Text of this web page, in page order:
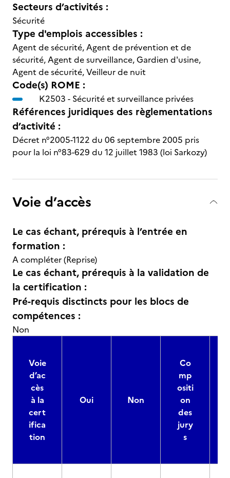
Secteurs d’activités :
Sécurité
Type d'emplois accessibles :
Agent de sécurité, Agent de prévention et de
sécurité, Agent de surveillance, Gardien d'usine,
Agent de sécurité, Veilleur de nuit
Code(s) ROME :
K2503 - Sécurité et surveillance privées
Références juridiques des règlementations
d’activité :
Décret n°2005-1122 du 06 septembre 2005 pris
pour la loi n°83-629 du 12 juillet 1983 (loi Sarkozy)
Voie d’accès
Le cas échant, prérequis à l’entrée en
formation :
A compléter (Reprise)
Le cas échant, prérequis à la validation de
la certification :
Pré-requis disctincts pour les blocs de
compétences :
Non
Voie
d’ac
cès
à la
cert
ifica
tion
Oui Non
Co
mp
ositi
on
des
jury
s